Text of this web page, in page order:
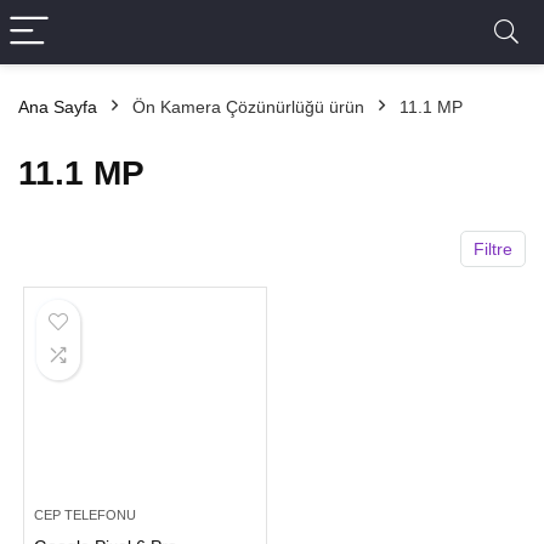
Ana Sayfa Ön Kamera Çözünürlüğü ürün 11.1 MP
11.1 MP
Filtre
CEP TELEFONU